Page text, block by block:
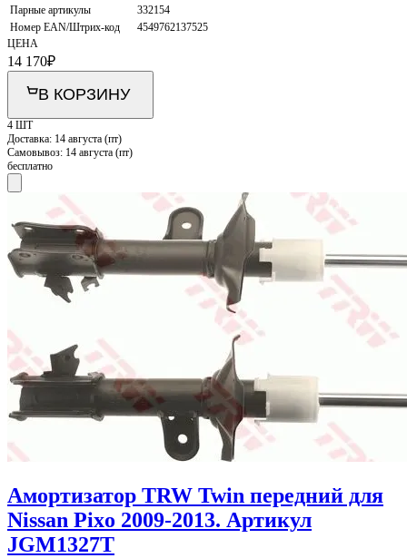
Парные артикулы
332154
Номер EAN/Штрих-код
4549762137525
ЦЕНА
14 170₽
В КОРЗИНУ
4 ШТ
Доставка: 14 августа (пт)
Самовывоз: 14 августа (пт)
бесплатно
Амортизатор TRW Twin передний для
Nissan Pixo 2009-2013. Артикул
JGM1327T